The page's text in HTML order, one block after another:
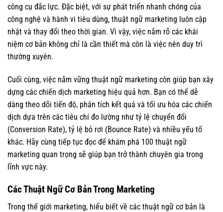
công cụ đắc lực. Đặc biệt, với sự phát triển nhanh chóng của
công nghệ và hành vi tiêu dùng, thuật ngữ marketing luôn cập
nhật và thay đổi theo thời gian. Vì vậy, việc nắm rõ các khái
niệm cơ bản không chỉ là cần thiết mà còn là việc nên duy trì
thường xuyên.
Cuối cùng, việc nắm vững thuật ngữ marketing còn giúp bạn xây
dựng các chiến dịch marketing hiệu quả hơn. Bạn có thể dễ
dàng theo dõi tiến độ, phân tích kết quả và tối ưu hóa các chiến
dịch dựa trên các tiêu chí đo lường như tỷ lệ chuyển đổi
(Conversion Rate), tỷ lệ bỏ rơi (Bounce Rate) và nhiều yếu tố
khác. Hãy cùng tiếp tục đọc để khám phá 100 thuật ngữ
marketing quan trọng sẽ giúp bạn trở thành chuyên gia trong
lĩnh vực này.
Các Thuật Ngữ Cơ Bản Trong Marketing
Trong thế giới marketing, hiểu biết về các thuật ngữ cơ bản là